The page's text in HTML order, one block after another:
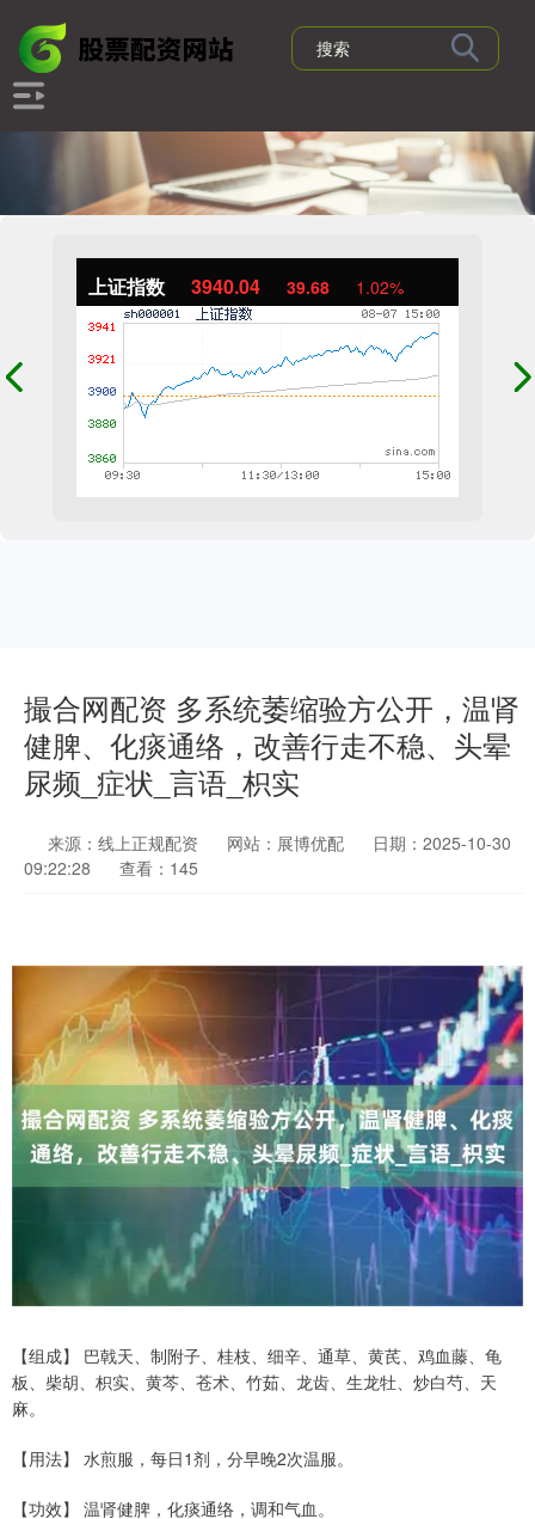
上证指数 3940.04 39.68 1.02%
撮合网配资 多系统萎缩验方公开，温肾
健脾、化痰通络，改善行走不稳、头晕
尿频_症状_言语_枳实
来源：线上正规配资 网站：展博优配
日期：2025-10-30
09:22:28
查看：145
【组成】 巴戟天、制附子、桂枝、细辛、通草、黄芪、鸡血藤、龟
板、柴胡、枳实、黄芩、苍术、竹茹、龙齿、生龙牡、炒白芍、天
麻。
【用法】 水煎服，每日1剂，分早晚2次温服。
【功效】 温肾健脾，化痰通络，调和气血。